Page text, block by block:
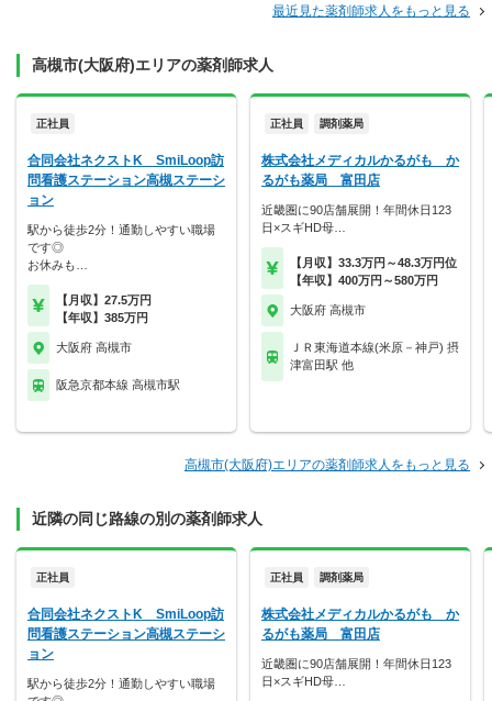
最近見た薬剤師求人をもっと見る
高槻市(大阪府)エリアの薬剤師求人
正社員
合同会社ネクストK SmiLoop訪
問看護ステーション高槻ステーシ
ョン
駅から徒歩2分！通勤しやすい職場
です◎
お休みも…
【月収】27.5万円
【年収】385万円
大阪府 高槻市
阪急京都本線 高槻市駅
正社員 調剤薬局
株式会社メディカルかるがも か
るがも薬局 富田店
近畿圏に90店舗展開！年間休日123
日×スギHD母…
【月収】33.3万円～48.3万円位
【年収】400万円～580万円
大阪府 高槻市
ＪＲ東海道本線(米原－神戸) 摂
津富田駅 他
高槻市(大阪府)エリアの薬剤師求人をもっと見る
近隣の同じ路線の別の薬剤師求人
正社員
合同会社ネクストK SmiLoop訪
問看護ステーション高槻ステーシ
ョン
駅から徒歩2分！通勤しやすい職場
正社員 調剤薬局
株式会社メディカルかるがも か
るがも薬局 富田店
近畿圏に90店舗展開！年間休日123
日×スギHD母…